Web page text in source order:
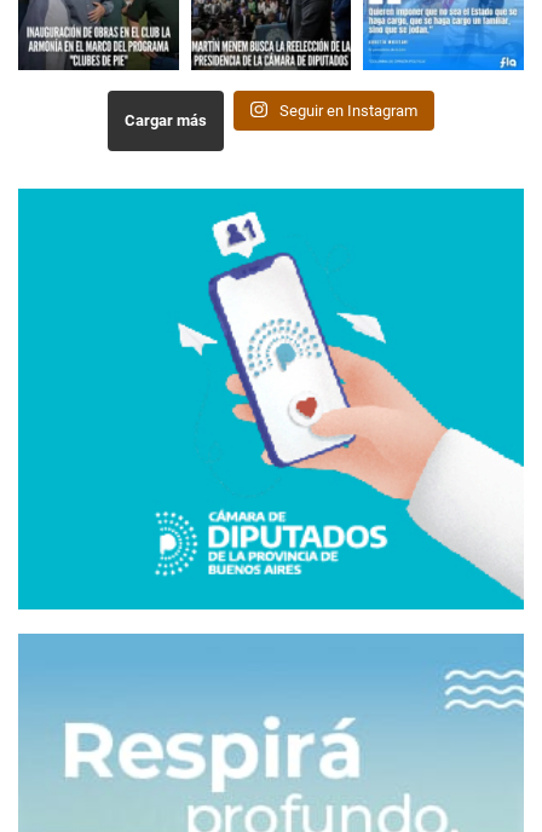
Cargar más
Seguir en Instagram